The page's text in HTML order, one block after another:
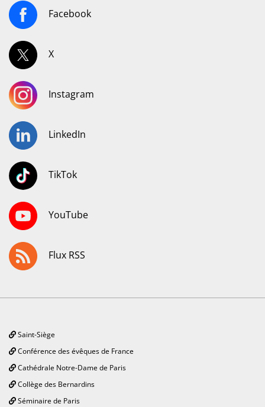
Facebook
X
Instagram
LinkedIn
TikTok
YouTube
Flux RSS
Saint-Siège
Conférence des évêques de France
Cathédrale Notre-Dame de Paris
Collège des Bernardins
Séminaire de Paris